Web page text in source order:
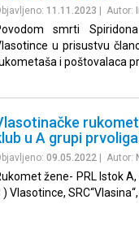
11.11.2023 | Autor:
smrti
u prisustvu
i poštovalaca
u A grupi
09.05.2022| Autor:
žene- PRL Istok A,
) Vlasotince,